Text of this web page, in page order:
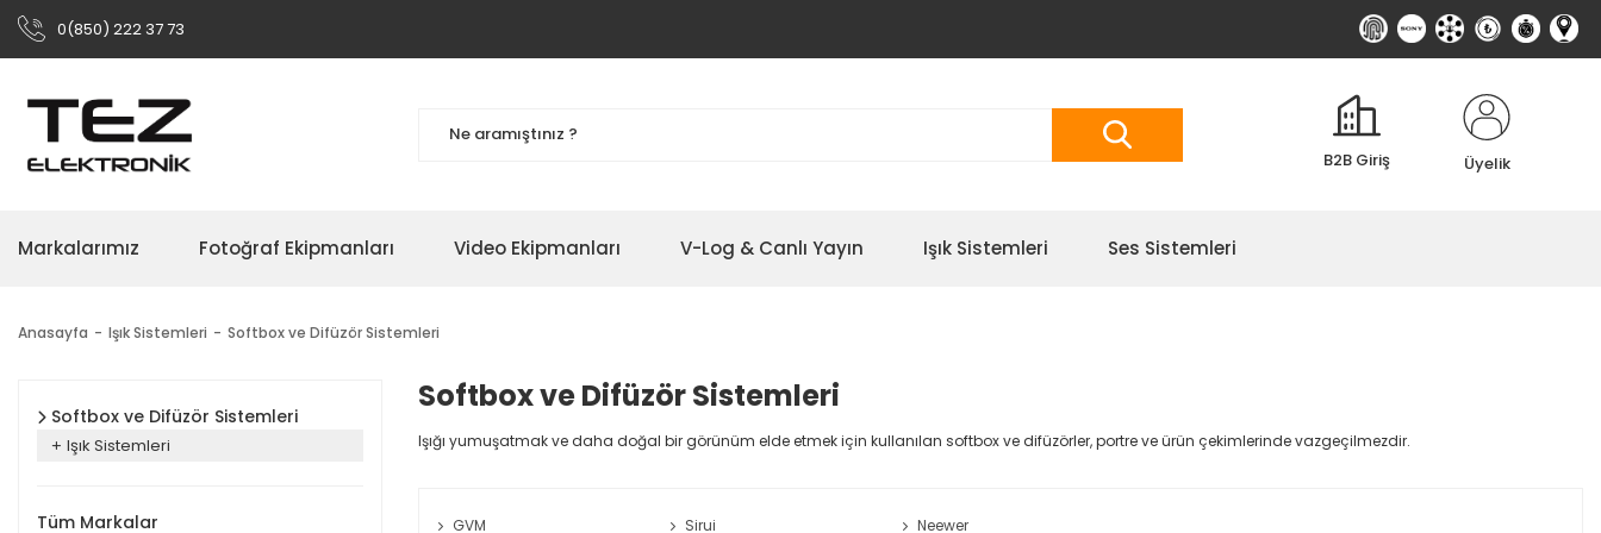
0(850) 222 37 73
B2B Giriş Üyelik
Markalarımız Fotoğraf Ekipmanları Video Ekipmanları V-Log & Canlı Yayın Işık Sistemleri Ses Sistemleri
Anasayfa Işık Sistemleri Softbox ve Difüzör Sistemleri
Softbox ve Difüzör Sistemleri
Işık Sistemleri
Tüm Markalar
Softbox ve Difüzör Sistemleri
Işığı yumuşatmak ve daha doğal bir görünüm elde etmek için kullanılan softbox ve difüzörler, portre ve ürün çekimlerinde vazgeçilmezdir.
GVM Sirui Neewer